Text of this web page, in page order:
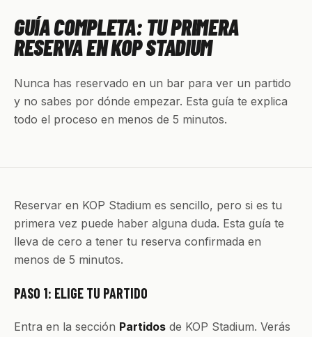
GUÍA COMPLETA: TU PRIMERA
RESERVA EN KOP STADIUM
Nunca has reservado en un bar para ver un partido
y no sabes por dónde empezar. Esta guía te explica
todo el proceso en menos de 5 minutos.
Reservar en KOP Stadium es sencillo, pero si es tu
primera vez puede haber alguna duda. Esta guía te
lleva de cero a tener tu reserva confirmada en
menos de 5 minutos.
PASO 1: ELIGE TU PARTIDO
Entra en la sección Partidos de KOP Stadium. Verás